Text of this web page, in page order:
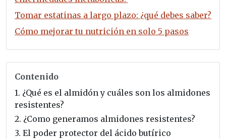
Tomar estatinas a largo plazo: ¿qué debes saber?
Cómo mejorar tu nutrición en solo 5 pasos
Contenido
1. ¿Qué es el almidón y cuáles son los almidones
resistentes?
2. ¿Como generamos almidones resistentes?
3. El poder protector del ácido butírico